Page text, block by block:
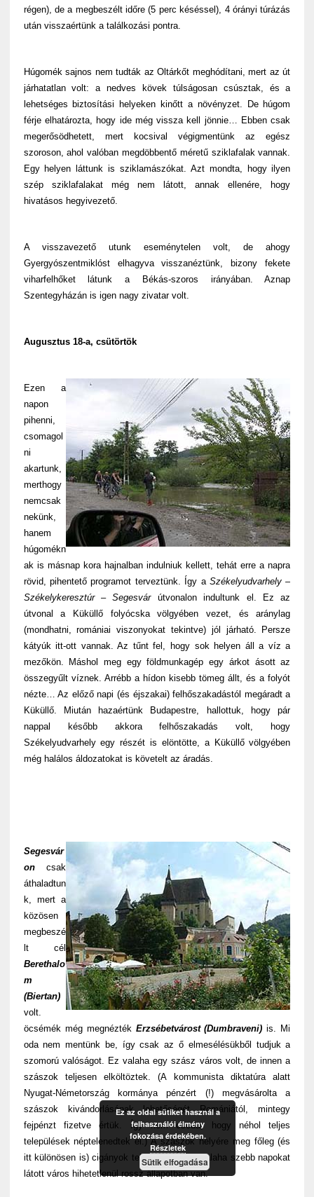
régen), de a megbeszélt időre (5 perc késéssel), 4 órányi túrázás
után visszaértünk a találkozási pontra.
Húgomék sajnos nem tudták az Oltárkőt meghódítani, mert az út
járhatatlan volt: a nedves kövek túlságosan csúsztak, és a
lehetséges biztosítási helyeken kinőtt a növényzet. De húgom
férje elhatározta, hogy ide még vissza kell jönnie… Ebben csak
megerősödhetett, mert kocsival végigmentünk az egész
szoroson, ahol valóban megdöbbentő méretű sziklafalak vannak.
Egy helyen láttunk is sziklamászókat. Azt mondta, hogy ilyen
szép sziklafalakat még nem látott, annak ellenére, hogy
hivatásos hegyivezető.
A visszavezető utunk eseménytelen volt, de ahogy
Gyergyószentmiklóst elhagyva visszanéztünk, bizony fekete
viharfelhőket látunk a Békás-szoros irányában. Aznap
Szentegyházán is igen nagy zivatar volt.
Augusztus 18-a, csütörtök
Ezen a
napon
pihenni,
csomagol
ni
akartunk,
merthogy
nemcsak
nekünk,
hanem
húgomékn
ak is másnap kora hajnalban indulniuk kellett, tehát erre a napra
rövid, pihentető programot terveztünk. Így a Székelyudvarhely –
Székelykeresztúr – Segesvárútvonalon indultunk el. Ez az
útvonal a Küküllő folyócska völgyében vezet, és aránylag
(mondhatni, romániai viszonyokat tekintve) jól járható. Persze
kátyúk itt-ott vannak. Az tűnt fel, hogy sok helyen áll a víz a
mezőkön. Máshol meg egy földmunkagép egy árkot ásott az
összegyűlt víznek. Arrébb a hídon kisebb tömeg állt, és a folyót
nézte… Az előző napi (és éjszakai) felhőszakadástól megáradt a
Küküllő. Miután hazaértünk Budapestre, hallottuk, hogy pár
nappal később akkora felhőszakadás volt, hogy
Székelyudvarhely egy részét is elöntötte, a Küküllő völgyében
még halálos áldozatokat is követelt az áradás.
Segesvár
oncsak
áthaladtun
k, mert a
közösen
megbeszé
lt cél
Berethalo
m
(Biertan)
volt.
öcsémék még megnézték Erzsébetvárost (Dumbraveni) is. Mi
oda nem mentünk be, így csak az ő elmesélésükből tudjuk a
szomorú valóságot. Ez valaha egy szász város volt, de innen a
szászok teljesen elköltöztek. (A kommunista diktatúra alatt
Nyugat-Németország kormánya pénzért (!) megvásárolta a
szászok kivándorlásának lehetőségét Romániától, mintegy
fejpénzt fizetve értük. Így nem csoda, hogy néhol teljes
települések néptelenedtek el.) A szászok helyére meg főleg (és
itt különösen is) cigányok települtek. Így a valaha szebb napokat
látott város hihetetlenül rossz állapotban van.
Ez az oldal sütiket használ a
felhasználói élmény
fokozása érdekében.
Részletek
Sütik elfogadása